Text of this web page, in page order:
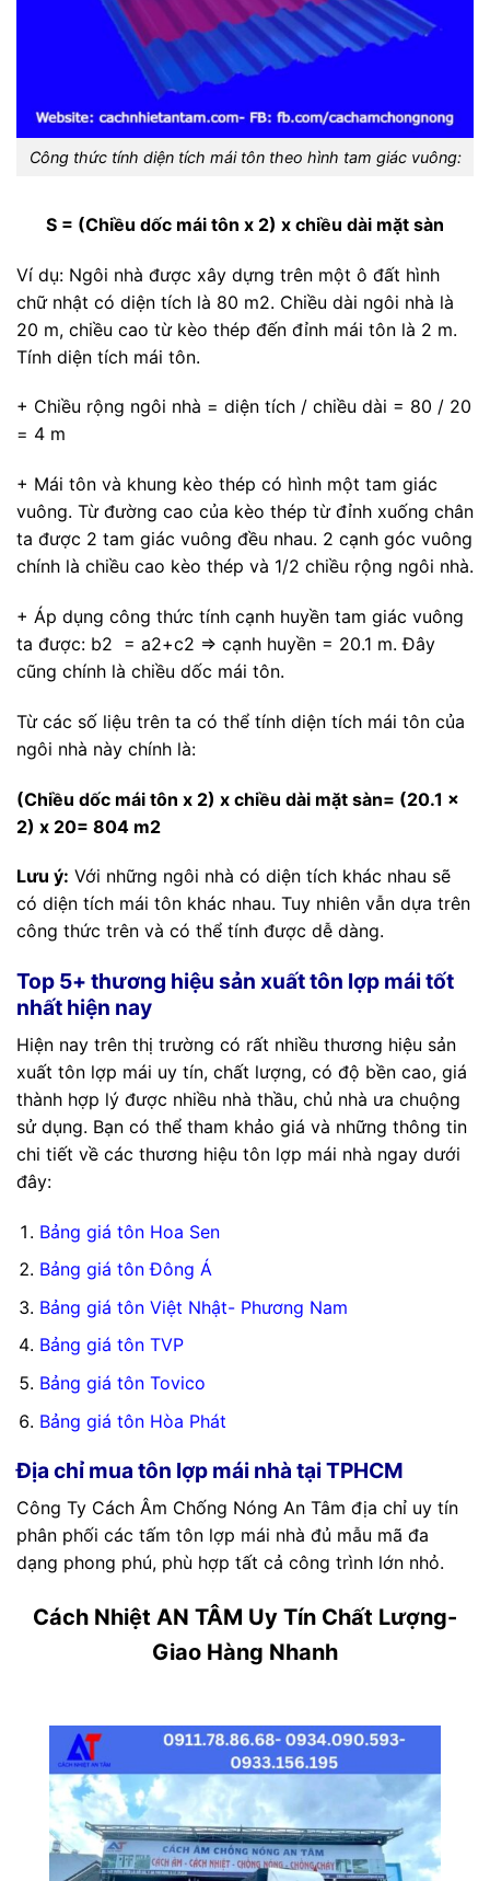
Công thức tính diện tích mái tôn theo hình tam giác vuông:
S = (Chiều dốc mái tôn x 2) x chiều dài mặt sàn
Ví dụ: Ngôi nhà được xây dựng trên một ô đất hình
chữ nhật có diện tích là 80 m2. Chiều dài ngôi nhà là
20 m, chiều cao từ kèo thép đến đỉnh mái tôn là 2 m.
Tính diện tích mái tôn.
+ Chiều rộng ngôi nhà = diện tích / chiều dài = 80 / 20
= 4 m
+ Mái tôn và khung kèo thép có hình một tam giác
vuông. Từ đường cao của kèo thép từ đỉnh xuống chân
ta được 2 tam giác vuông đều nhau. 2 cạnh góc vuông
chính là chiều cao kèo thép và 1/2 chiều rộng ngôi nhà.
+ Áp dụng công thức tính cạnh huyền tam giác vuông
ta được: b2 = a2+c2 => cạnh huyền = 20.1 m. Đây
cũng chính là chiều dốc mái tôn.
Từ các số liệu trên ta có thể tính diện tích mái tôn của
ngôi nhà này chính là:
(Chiều dốc mái tôn x 2) x chiều dài mặt sàn= (20.1 x
2) x 20= 804 m2
Lưu ý: Với những ngôi nhà có diện tích khác nhau sẽ
có diện tích mái tôn khác nhau. Tuy nhiên vẫn dựa trên
công thức trên và có thể tính được dễ dàng.
Top 5+ thương hiệu sản xuất tôn lợp mái tốt
nhất hiện nay
Hiện nay trên thị trường có rất nhiều thương hiệu sản
xuất tôn lợp mái uy tín, chất lượng, có độ bền cao, giá
thành hợp lý được nhiều nhà thầu, chủ nhà ưa chuộng
sử dụng. Bạn có thể tham khảo giá và những thông tin
chi tiết về các thương hiệu tôn lợp mái nhà ngay dưới
đây:
Bảng giá tôn Hoa Sen
Bảng giá tôn Đông Á
Bảng giá tôn Việt Nhật- Phương Nam
Bảng giá tôn TVP
Bảng giá tôn Tovico
Bảng giá tôn Hòa Phát
Địa chỉ mua tôn lợp mái nhà tại TPHCM
Công Ty Cách Âm Chống Nóng An Tâm địa chỉ uy tín
phân phối các tấm tôn lợp mái nhà đủ mẫu mã đa
dạng phong phú, phù hợp tất cả công trình lớn nhỏ.
Cách Nhiệt AN TÂM Uy Tín Chất Lượng-
Giao Hàng Nhanh